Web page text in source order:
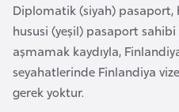
Diplomatik (siyah)
hususi (yeşil) pasaport sahibi
aşmamak kaydıyla,
seyahatlerinde Finlandiya
gerek yoktur.
e
r
b
a
y